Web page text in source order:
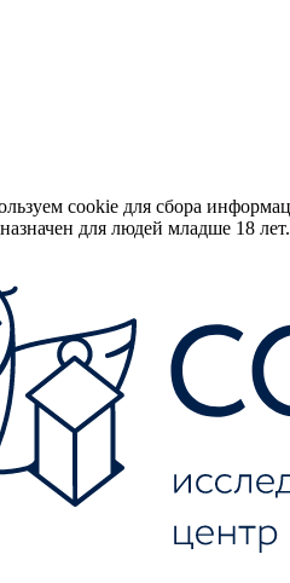
cookie для сбора
для людей младше 18